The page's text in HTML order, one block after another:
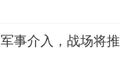
事介入，战场将推